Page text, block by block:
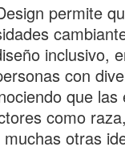
permite
inclusivo,
con
que
como
otras